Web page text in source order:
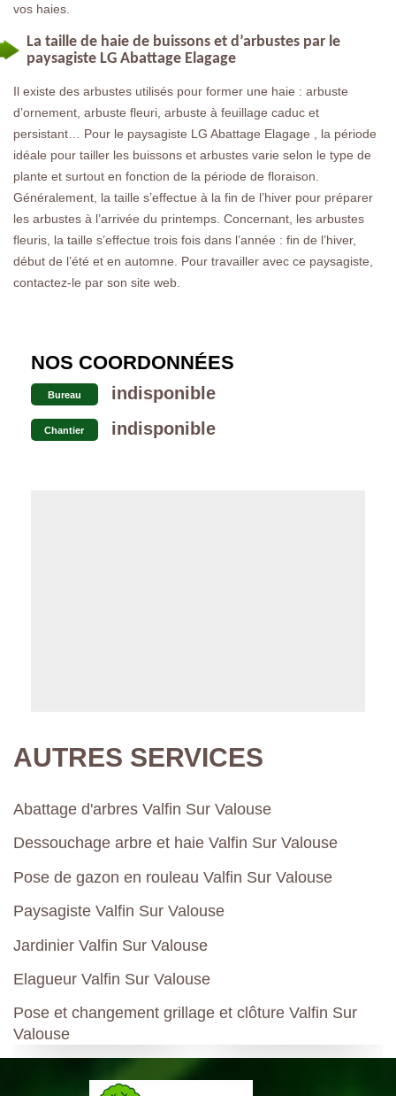
vos haies.
La taille de haie de buissons et d’arbustes par le
paysagiste LG Abattage Elagage
Il existe des arbustes utilisés pour former une haie : arbuste
d’ornement, arbuste fleuri, arbuste à feuillage caduc et
persistant… Pour le paysagiste LG Abattage Elagage , la période
idéale pour tailler les buissons et arbustes varie selon le type de
plante et surtout en fonction de la période de floraison.
Généralement, la taille s’effectue à la fin de l’hiver pour préparer
les arbustes à l’arrivée du printemps. Concernant, les arbustes
fleuris, la taille s’effectue trois fois dans l’année : fin de l’hiver,
début de l’été et en automne. Pour travailler avec ce paysagiste,
contactez-le par son site web.
NOS COORDONNÉES
Bureau indisponible
Chantier indisponible
AUTRES SERVICES
Abattage d'arbres Valfin Sur Valouse
Dessouchage arbre et haie Valfin Sur Valouse
Pose de gazon en rouleau Valfin Sur Valouse
Paysagiste Valfin Sur Valouse
Jardinier Valfin Sur Valouse
Elagueur Valfin Sur Valouse
Pose et changement grillage et clôture Valfin Sur
Valouse